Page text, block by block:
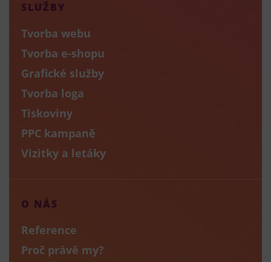
SLUŽBY
Tvorba webu
Tvorba e-shopu
Grafické služby
Tvorba loga
Tiskoviny
PPC kampaně
Vizitky a letáky
O NÁS
Reference
Proč právě my?